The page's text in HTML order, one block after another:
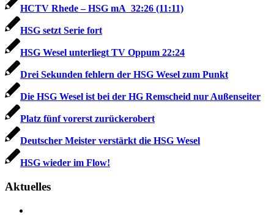
HCTV Rhede – HSG mA 32:26 (11:11)
HSG setzt Serie fort
HSG Wesel unterliegt TV Oppum 22:24
Drei Sekunden fehlern der HSG Wesel zum Punkt
Die HSG Wesel ist bei der HG Remscheid nur Außenseiter
Platz fünf vorerst zurückerobert
Deut­scher Meis­ter ver­stärkt die HSG We­sel
HSG wieder im Flow!
Aktuelles